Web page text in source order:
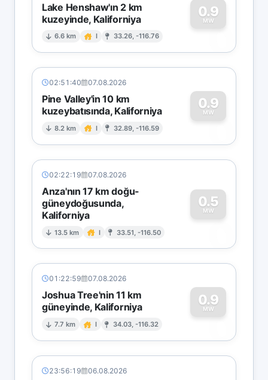
Lake Henshaw'ın 2 km
kuzeyinde, Kaliforniya
6.6 km I 33.26, -116.76
0.9
MW
0
02:51:40 07.08.2026
Pine Valley'in 10 km
kuzeybatısında, Kaliforniya
8.2 km I 32.89, -116.59
0.9
MW
0
02:22:19 07.08.2026
Anza'nın 17 km doğu-
güneydoğusunda,
Kaliforniya
13.5 km I 33.51, -116.50
0.5
MW
0
01:22:59 07.08.2026
Joshua Tree'nin 11 km
güneyinde, Kaliforniya
7.7 km I 34.03, -116.32
0.9
MW
0
23:56:19 06.08.2026